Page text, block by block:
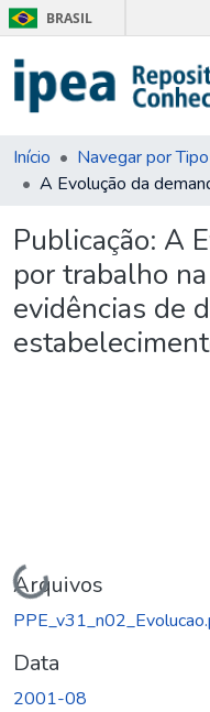
BRASIL
Início
Publicação: A
por trabalho
evidências de
Carregando...
Arquivos
Data
2001-08